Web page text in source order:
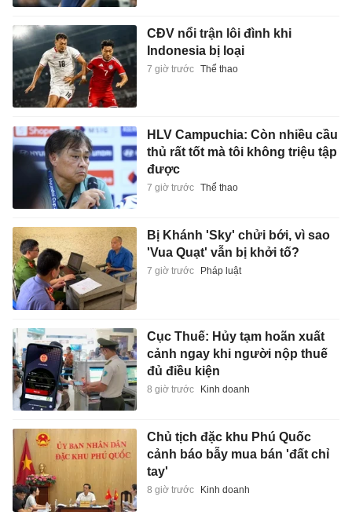
CĐV nổi trận lôi đình khi
Indonesia bị loại
7 giờ trước Thể thao
HLV Campuchia: Còn nhiều cầu
thủ rất tốt mà tôi không triệu tập
được
7 giờ trước Thể thao
Bị Khánh 'Sky' chửi bới, vì sao
'Vua Quạt' vẫn bị khởi tố?
7 giờ trước Pháp luật
Cục Thuế: Hủy tạm hoãn xuất
cảnh ngay khi người nộp thuế
đủ điều kiện
8 giờ trước Kinh doanh
Chủ tịch đặc khu Phú Quốc
cảnh báo bẫy mua bán 'đất chỉ
tay'
8 giờ trước Kinh doanh